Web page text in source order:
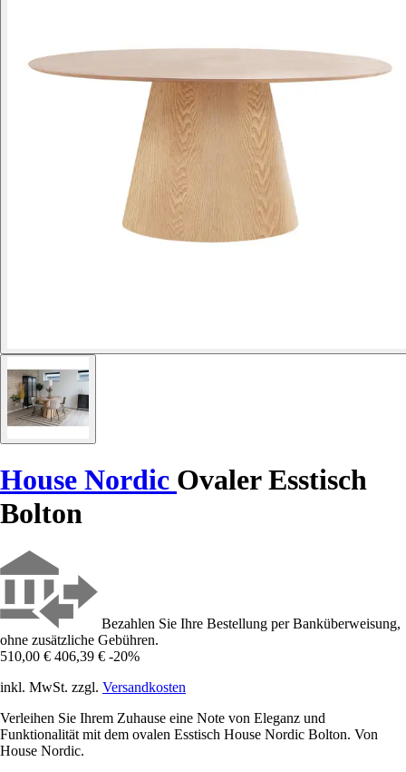
House Nordic Ovaler Esstisch
Bolton
Bezahlen Sie Ihre Bestellung per Banküberweisung,
ohne zusätzliche Gebühren.
510,00 € 406,39 € -20%
inkl. MwSt. zzgl. Versandkosten
Verleihen Sie Ihrem Zuhause eine Note von Eleganz und
Funktionalität mit dem ovalen Esstisch House Nordic Bolton. Von
House Nordic.